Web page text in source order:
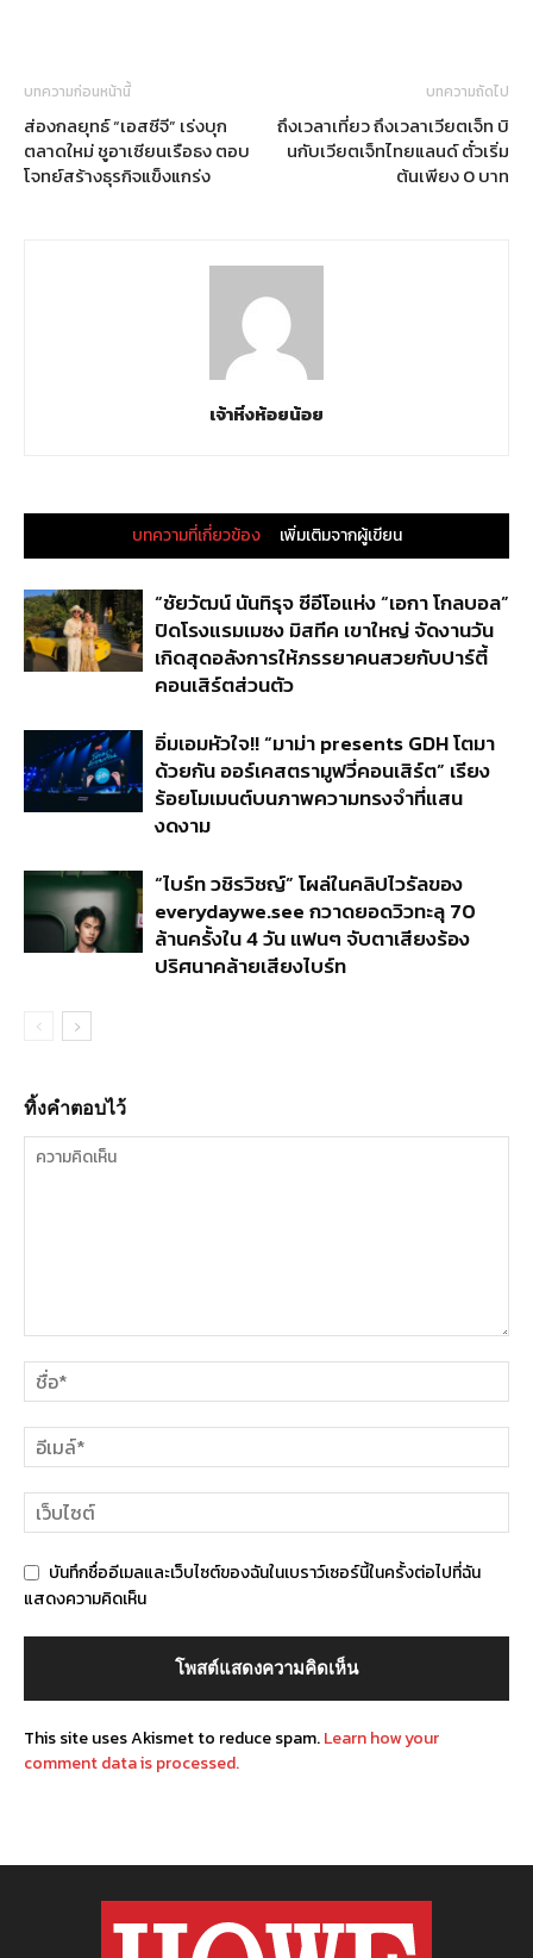
บทความก่อนหน้านี้
ส่องกลยุทธ์ “เอสซีจี” เร่งบุก
ตลาดใหม่ ชูอาเซียนเรือธง ตอบ
โจทย์สร้างธุรกิจแข็งแกร่ง
บทความถัดไป
ถึงเวลาเที่ยว ถึงเวลาเวียตเจ็ท บิ
นกับเวียตเจ็ทไทยแลนด์ ตั๋วเริ่ม
ต้นเพียง 0 บาท
เจ้าหิ่งห้อยน้อย
บทความที่เกี่ยวข้อง เพิ่มเติมจากผู้เขียน
“ชัยวัฒน์ นันทิรุจ ซีอีโอแห่ง “เอกา โกลบอล”
ปิดโรงแรมเมซง มิสทีค เขาใหญ่ จัดงานวัน
เกิดสุดอลังการให้ภรรยาคนสวยกับปาร์ตี้
คอนเสิร์ตส่วนตัว
อิ่มเอมหัวใจ!! “มาม่า presents GDH โตมา
ด้วยกัน ออร์เคสตรามูฟวี่คอนเสิร์ต” เรียง
ร้อยโมเมนต์บนภาพความทรงจำที่แสน
งดงาม
“ไบร์ท วชิรวิชญ์” โผล่ในคลิปไวรัลของ
everydaywe.see กวาดยอดวิวทะลุ 70
ล้านครั้งใน 4 วัน แฟนๆ จับตาเสียงร้อง
ปริศนาคล้ายเสียงไบร์ท
ทิ้งคำตอบไว้
บันทึกชื่ออีเมลและเว็บไซต์ของฉันในเบราว์เซอร์นี้ในครั้งต่อไปที่ฉัน
แสดงความคิดเห็น
This site uses Akismet to reduce spam.Learn how your
comment data is processed.